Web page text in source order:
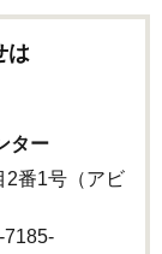
は
ター
番1号（アビ
7185-